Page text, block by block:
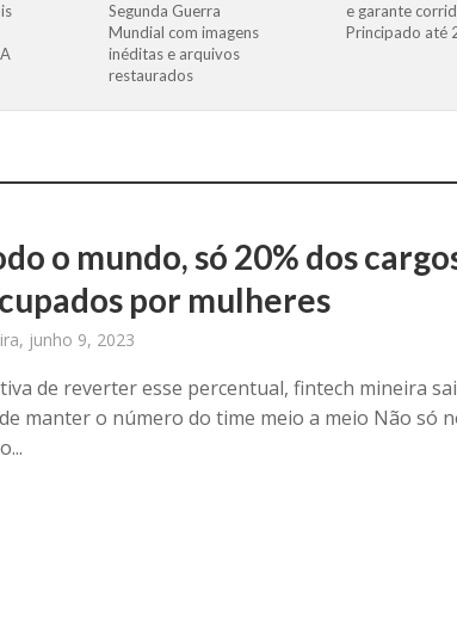
Segunda Guerra
Mundial com imagens
inéditas e arquivos
restaurados
e garante
Principado até
o mundo, só 20% dos
por mulheres
junho 9, 2023
de reverter esse percentual, fintech mineira
manter o número do time meio a meio Não só